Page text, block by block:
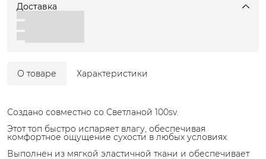
Доставка
О товаре Характеристики
Создано совместно со Светланой 100sv.
Этот топ быстро испаряет влагу, обеспечивая
комфортное ощущение сухости в любых условиях.
Выполнен из мягкой эластичной ткани и обеспечивает